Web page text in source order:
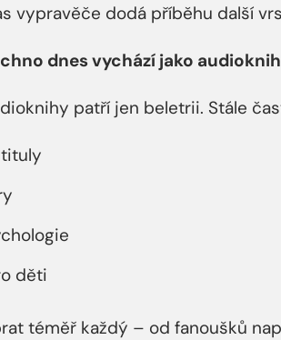
vypravěče dodá příběhu další
dnes vychází jako
patří jen beletrii. Stále
děti
téměř každý – od fanoušků